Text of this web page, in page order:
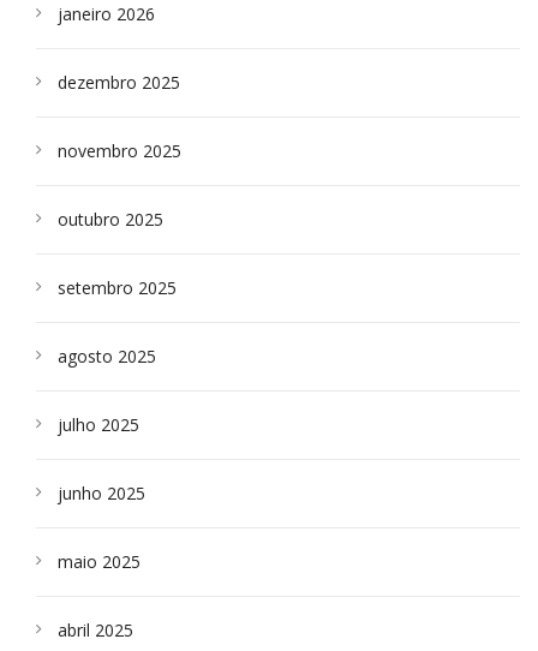
janeiro 2026
dezembro 2025
novembro 2025
outubro 2025
setembro 2025
agosto 2025
julho 2025
junho 2025
maio 2025
abril 2025